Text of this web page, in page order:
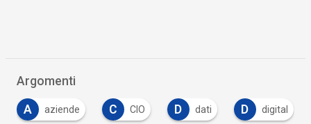
Argomenti
C CIO dati digital D digital